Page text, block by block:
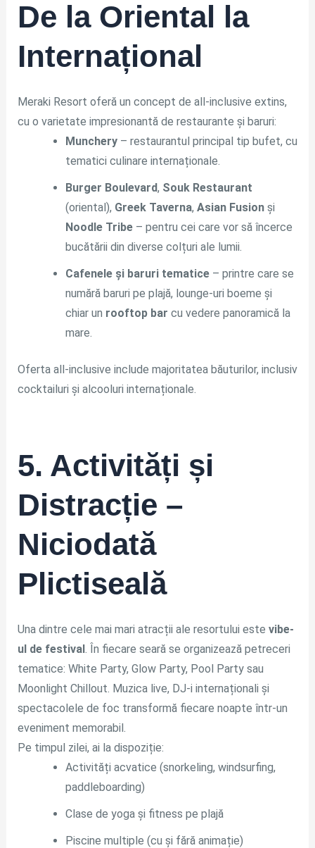
De la Oriental la
Internațional
Meraki Resort oferă un concept de all-inclusive extins,
cu o varietate impresionantă de restaurante și baruri:
Munchery– restaurantul principal tip bufet, cu
tematici culinare internaționale.
Burger Boulevard, Souk Restaurant
(oriental), Greek Taverna, Asian Fusionși
Noodle Tribe– pentru cei care vor să încerce
bucătării din diverse colțuri ale lumii.
Cafenele și baruri tematice– printre care se
numără baruri pe plajă, lounge-uri boeme și
chiar un rooftop bar cu vedere panoramică la
mare.
Oferta all-inclusive include majoritatea băuturilor, inclusiv
cocktailuri și alcooluri internaționale.
5. Activități și
Distracție –
Niciodată
Plictiseală
Una dintre cele mai mari atracții ale resortului este vibe-
ul de festival. În fiecare seară se organizează petreceri
tematice: White Party, Glow Party, Pool Party sau
Moonlight Chillout. Muzica live, DJ-i internaționali și
spectacolele de foc transformă fiecare noapte într-un
eveniment memorabil.
Pe timpul zilei, ai la dispoziție:
Activități acvatice (snorkeling, windsurfing,
paddleboarding)
Clase de yoga și fitness pe plajă
Piscine multiple (cu și fără animație)